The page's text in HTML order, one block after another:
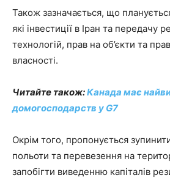
Також зазначається, що
які інвестиції в Іран та передачу
технологій, прав на об’єкти та
власності.
Читайте також:Канада має
домогосподарств у G7
Окрім того, пропонується
польоти та перевезення на
запобігти виведенню капіталів